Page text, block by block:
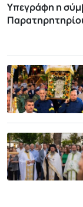
Υπεγράφη η